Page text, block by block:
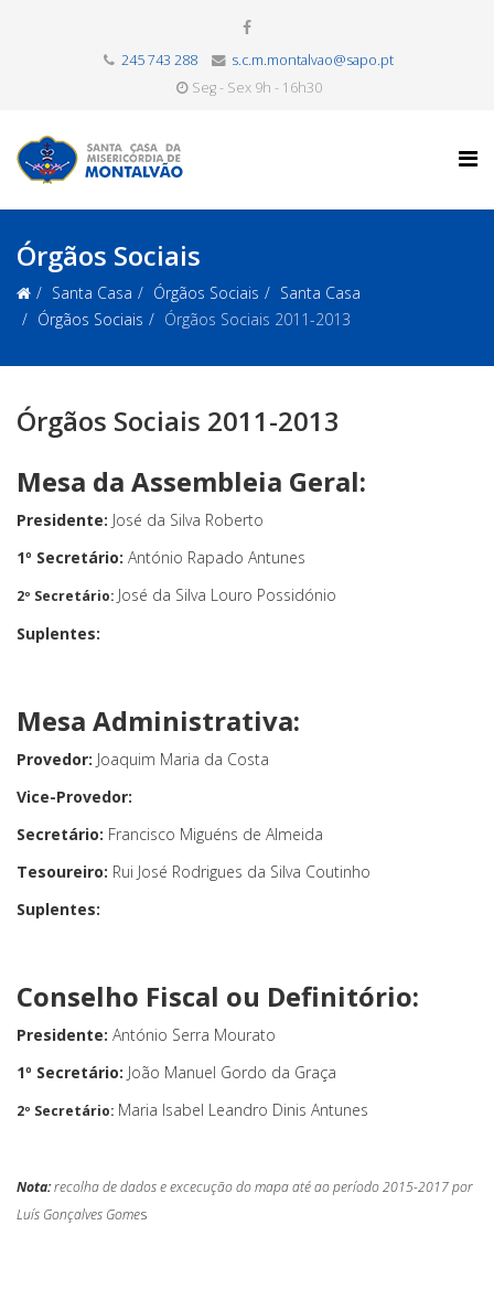
245 743 288
s.c.m.montalvao@sapo.pt
Seg - Sex 9h - 16h30
Órgãos Sociais
Santa Casa Órgãos Sociais
Santa Casa
Órgãos Sociais
Órgãos Sociais 2011-2013
Órgãos Sociais 2011-2013
Mesa da Assembleia Geral:
Presidente: José da Silva Roberto
1º Secretário: António Rapado Antunes
2º Secretário: José da Silva Louro Possidónio
Suplentes:
Mesa Administrativa:
Provedor: Joaquim Maria da Costa
Vice-Provedor:
Secretário: Francisco Miguéns de Almeida
Tesoureiro: Rui José Rodrigues da Silva Coutinho
Suplentes:
Conselho Fiscal ou Definitório:
Presidente: António Serra Mourato
1º Secretário: João Manuel Gordo da Graça
2º Secretário: Maria Isabel Leandro Dinis Antunes
Nota:recolha de dados e excecução do mapa até ao período 2015-2017 por
Luís Gonçalves Gomes